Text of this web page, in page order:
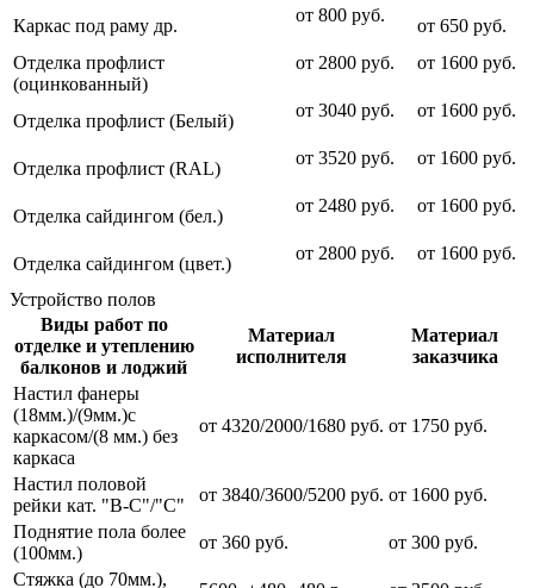
Каркас под раму др.
от 800 руб.
от 650 руб.
Отделка профлист
(оцинкованный)
от 2800 руб. от 1600 руб.
Отделка профлист (Белый)
от 3040 руб. от 1600 руб.
Отделка профлист (RAL)
от 3520 руб. от 1600 руб.
Отделка сайдингом (бел.)
от 2480 руб. от 1600 руб.
Отделка сайдингом (цвет.)
от 2800 руб. от 1600 руб.
Устройство полов
Виды работ по
отделке и утеплению
балконов и лоджий
Материал
исполнителя
Материал
заказчика
Настил фанеры
(18мм.)/(9мм.)с
каркасом/(8 мм.) без
каркаса
от 4320/2000/1680 руб. от 1750 руб.
Настил половой
рейки кат. "В-С"/"С"
от 3840/3600/5200 руб. от 1600 руб.
Поднятие пола более
(100мм.)
от 360 руб.
от 300 руб.
Стяжка (до 70мм.),